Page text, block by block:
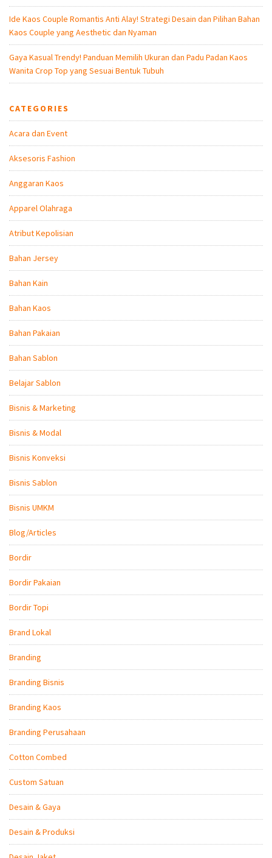
Ide Kaos Couple Romantis Anti Alay! Strategi Desain dan Pilihan Bahan
Kaos Couple yang Aesthetic dan Nyaman
Gaya Kasual Trendy! Panduan Memilih Ukuran dan Padu Padan Kaos
Wanita Crop Top yang Sesuai Bentuk Tubuh
CATEGORIES
Acara dan Event
Aksesoris Fashion
Anggaran Kaos
Apparel Olahraga
Atribut Kepolisian
Bahan Jersey
Bahan Kain
Bahan Kaos
Bahan Pakaian
Bahan Sablon
Belajar Sablon
Bisnis & Marketing
Bisnis & Modal
Bisnis Konveksi
Bisnis Sablon
Bisnis UMKM
Blog/Articles
Bordir
Bordir Pakaian
Bordir Topi
Brand Lokal
Branding
Branding Bisnis
Branding Kaos
Branding Perusahaan
Cotton Combed
Custom Satuan
Desain & Gaya
Desain & Produksi